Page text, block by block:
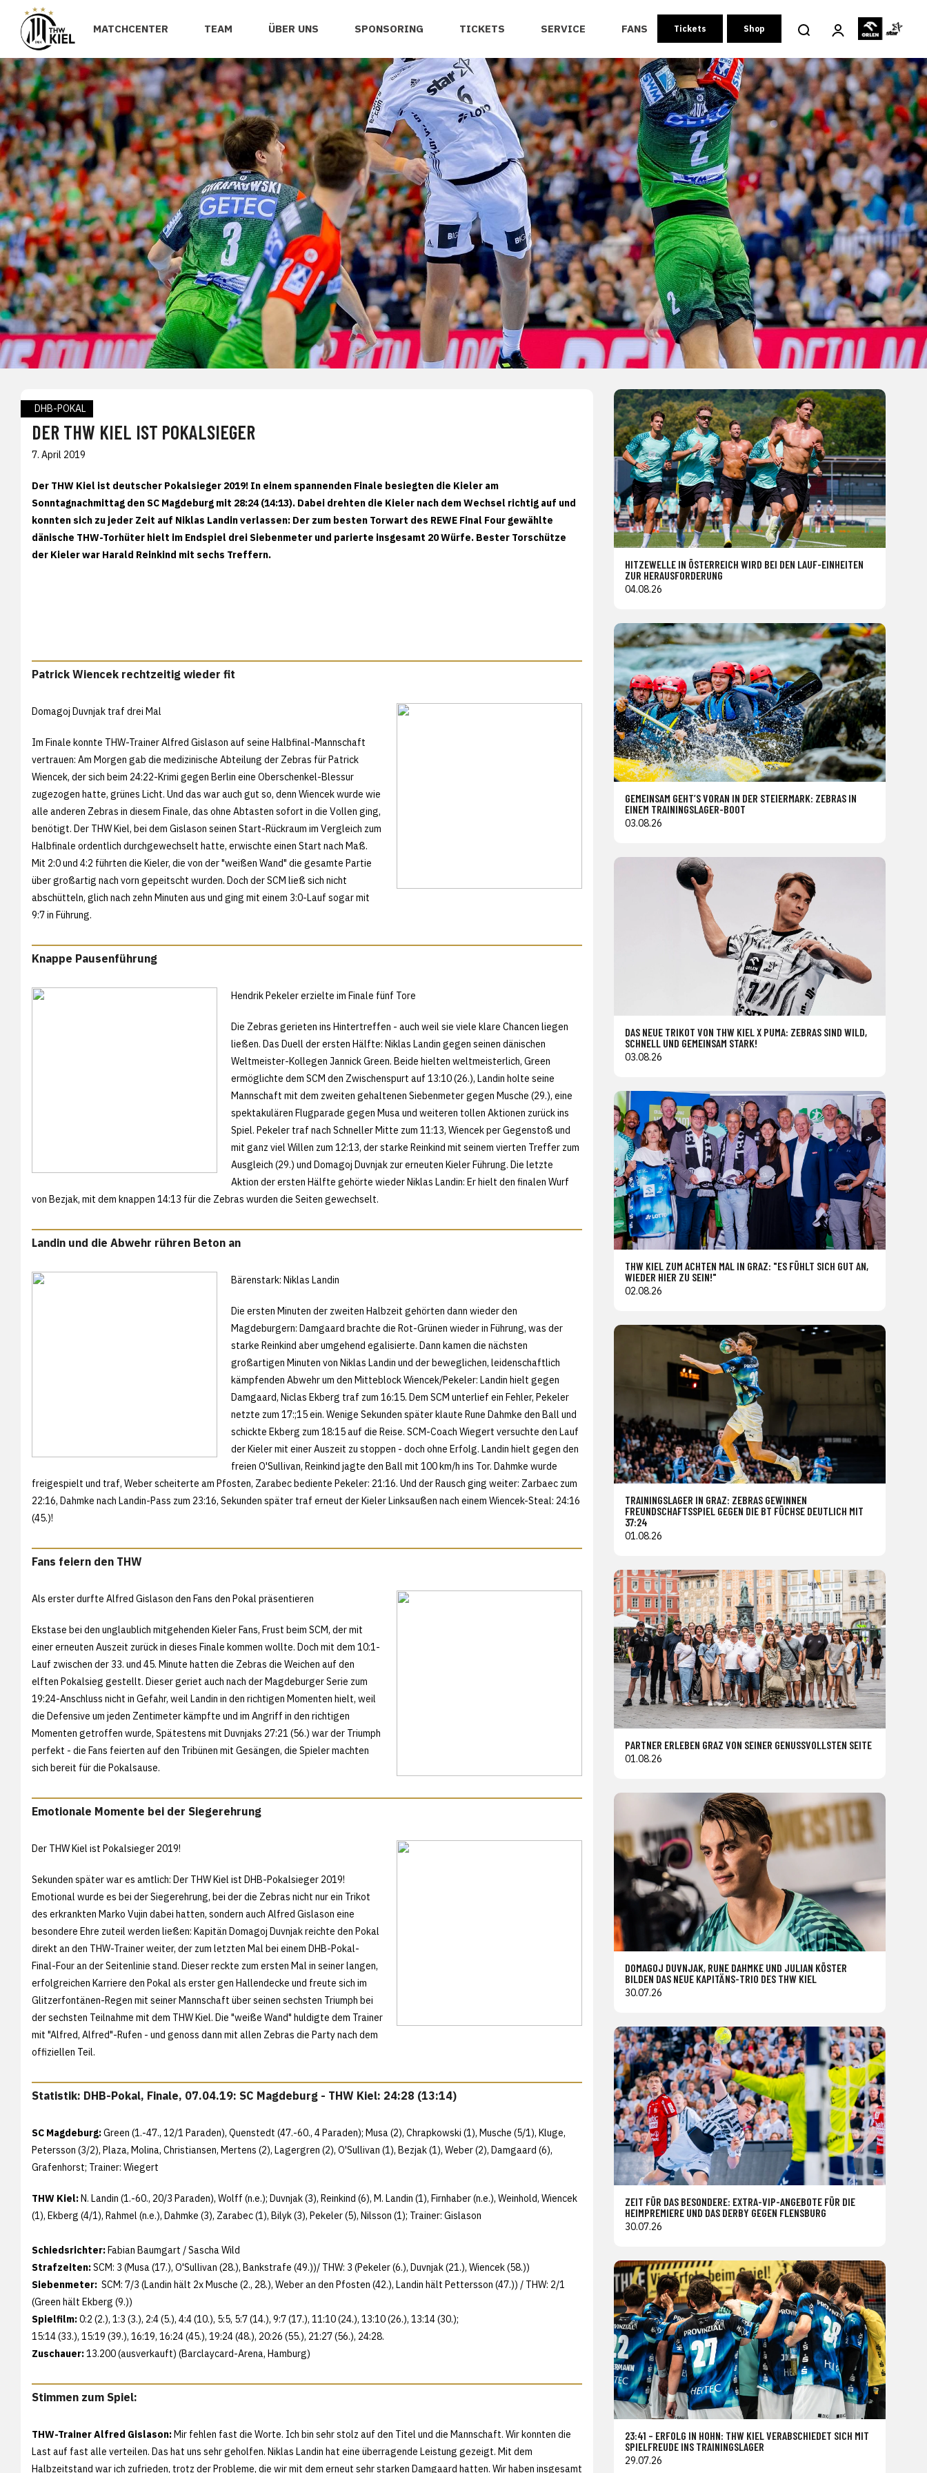
MATCHCENTER TEAM ÜBER UNS SPONSORING TICKETS SERVICE FANS Tickets Shop
DHB-POKAL
DER THW KIEL IST POKALSIEGER
7. April 2019
Der THW Kiel ist deutscher Pokalsieger 2019! In einem spannenden Finale besiegten die Kieler am
Sonntagnachmittag den SC Magdeburg mit 28:24 (14:13). Dabei drehten die Kieler nach dem Wechsel richtig auf und
konnten sich zu jeder Zeit auf Niklas Landin verlassen: Der zum besten Torwart des REWE Final Four gewählte
dänische THW-Torhüter hielt im Endspiel drei Siebenmeter und parierte insgesamt 20 Würfe. Bester Torschütze
der Kieler war Harald Reinkind mit sechs Treffern.
Patrick Wiencek rechtzeitig wieder fit
Domagoj Duvnjak traf drei Mal
Im Finale konnte THW-Trainer Alfred Gislason auf seine Halbfinal-Mannschaft
vertrauen: Am Morgen gab die medizinische Abteilung der Zebras für Patrick
Wiencek, der sich beim 24:22-Krimi gegen Berlin eine Oberschenkel-Blessur
zugezogen hatte, grünes Licht. Und das war auch gut so, denn Wiencek wurde wie
alle anderen Zebras in diesem Finale, das ohne Abtasten sofort in die Vollen ging,
benötigt. Der THW Kiel, bei dem Gislason seinen Start-Rückraum im Vergleich zum
Halbfinale ordentlich durchgewechselt hatte, erwischte einen Start nach Maß.
Mit 2:0 und 4:2 führten die Kieler, die von der "weißen Wand" die gesamte Partie
über großartig nach vorn gepeitscht wurden. Doch der SCM ließ sich nicht
abschütteln, glich nach zehn Minuten aus und ging mit einem 3:0-Lauf sogar mit
9:7 in Führung.
Knappe Pausenführung
Hendrik Pekeler erzielte im Finale fünf Tore
Die Zebras gerieten ins Hintertreffen - auch weil sie viele klare Chancen liegen
ließen. Das Duell der ersten Hälfte: Niklas Landin gegen seinen dänischen
Weltmeister-Kollegen Jannick Green. Beide hielten weltmeisterlich, Green
ermöglichte dem SCM den Zwischenspurt auf 13:10 (26.), Landin holte seine
Mannschaft mit dem zweiten gehaltenen Siebenmeter gegen Musche (29.), eine
spektakulären Flugparade gegen Musa und weiteren tollen Aktionen zurück ins
Spiel. Pekeler traf nach Schneller Mitte zum 11:13, Wiencek per Gegenstoß und
mit ganz viel Willen zum 12:13, der starke Reinkind mit seinem vierten Treffer zum
Ausgleich (29.) und Domagoj Duvnjak zur erneuten Kieler Führung. Die letzte
Aktion der ersten Hälfte gehörte wieder Niklas Landin: Er hielt den finalen Wurf
von Bezjak, mit dem knappen 14:13 für die Zebras wurden die Seiten gewechselt.
Landin und die Abwehr rühren Beton an
Bärenstark: Niklas Landin
Die ersten Minuten der zweiten Halbzeit gehörten dann wieder den
Magdeburgern: Damgaard brachte die Rot-Grünen wieder in Führung, was der
starke Reinkind aber umgehend egalisierte. Dann kamen die nächsten
großartigen Minuten von Niklas Landin und der beweglichen, leidenschaftlich
kämpfenden Abwehr um den Mitteblock Wiencek/Pekeler: Landin hielt gegen
Damgaard, Niclas Ekberg traf zum 16:15. Dem SCM unterlief ein Fehler, Pekeler
netzte zum 17:;15 ein. Wenige Sekunden später klaute Rune Dahmke den Ball und
schickte Ekberg zum 18:15 auf die Reise. SCM-Coach Wiegert versuchte den Lauf
der Kieler mit einer Auszeit zu stoppen - doch ohne Erfolg. Landin hielt gegen den
freien O'Sullivan, Reinkind jagte den Ball mit 100 km/h ins Tor. Dahmke wurde
freigespielt und traf, Weber scheiterte am Pfosten, Zarabec bediente Pekeler: 21:16. Und der Rausch ging weiter: Zarbaec zum
22:16, Dahmke nach Landin-Pass zum 23:16, Sekunden später traf erneut der Kieler Linksaußen nach einem Wiencek-Steal: 24:16
(45.)!
Fans feiern den THW
Als erster durfte Alfred Gislason den Fans den Pokal präsentieren
Ekstase bei den unglaublich mitgehenden Kieler Fans, Frust beim SCM, der mit
einer erneuten Auszeit zurück in dieses Finale kommen wollte. Doch mit dem 10:1-
Lauf zwischen der 33. und 45. Minute hatten die Zebras die Weichen auf den
elften Pokalsieg gestellt. Dieser geriet auch nach der Magdeburger Serie zum
19:24-Anschluss nicht in Gefahr, weil Landin in den richtigen Momenten hielt, weil
die Defensive um jeden Zentimeter kämpfte und im Angriff in den richtigen
Momenten getroffen wurde, Spätestens mit Duvnjaks 27:21 (56.) war der Triumph
perfekt - die Fans feierten auf den Tribünen mit Gesängen, die Spieler machten
sich bereit für die Pokalsause.
Emotionale Momente bei der Siegerehrung
Der THW Kiel ist Pokalsieger 2019!
Sekunden später war es amtlich: Der THW Kiel ist DHB-Pokalsieger 2019!
Emotional wurde es bei der Siegerehrung, bei der die Zebras nicht nur ein Trikot
des erkrankten Marko Vujin dabei hatten, sondern auch Alfred Gislason eine
besondere Ehre zuteil werden ließen: Kapitän Domagoj Duvnjak reichte den Pokal
direkt an den THW-Trainer weiter, der zum letzten Mal bei einem DHB-Pokal-
Final-Four an der Seitenlinie stand. Dieser reckte zum ersten Mal in seiner langen,
erfolgreichen Karriere den Pokal als erster gen Hallendecke und freute sich im
Glitzerfontänen-Regen mit seiner Mannschaft über seinen sechsten Triumph bei
der sechsten Teilnahme mit dem THW Kiel. Die "weiße Wand" huldigte dem Trainer
mit "Alfred, Alfred"-Rufen - und genoss dann mit allen Zebras die Party nach dem
offiziellen Teil.
Statistik: DHB-Pokal, Finale, 07.04.19: SC Magdeburg - THW Kiel: 24:28 (13:14)
SC Magdeburg:Green (1.-47., 12/1 Paraden), Quenstedt (47.-60., 4 Paraden); Musa (2), Chrapkowski (1), Musche (5/1), Kluge,
Petersson (3/2), Plaza, Molina, Christiansen, Mertens (2), Lagergren (2), O'Sullivan (1), Bezjak (1), Weber (2), Damgaard (6),
Grafenhorst; Trainer: Wiegert
THW Kiel:N. Landin (1.-60., 20/3 Paraden), Wolff (n.e.); Duvnjak (3), Reinkind (6), M. Landin (1), Firnhaber (n.e.), Weinhold, Wiencek
(1), Ekberg (4/1), Rahmel (n.e.), Dahmke (3), Zarabec (1), Bilyk (3), Pekeler (5), Nilsson (1); Trainer: Gislason
Schiedsrichter:Fabian Baumgart / Sascha Wild
Strafzeiten:SCM: 3 (Musa (17.), O'Sullivan (28.), Bankstrafe (49.))/ THW: 3 (Pekeler (6.), Duvnjak (21.), Wiencek (58.))
Siebenmeter: SCM: 7/3 (Landin hält 2x Musche (2., 28.), Weber an den Pfosten (42.), Landin hält Pettersson (47.)) / THW: 2/1
(Green hält Ekberg (9.))
Spielfilm:0:2 (2.), 1:3 (3.), 2:4 (5.), 4:4 (10.), 5:5, 5:7 (14.), 9:7 (17.), 11:10 (24.), 13:10 (26.), 13:14 (30.);
15:14 (33.), 15:19 (39.), 16:19, 16:24 (45.), 19:24 (48.), 20:26 (55.), 21:27 (56.), 24:28.
Zuschauer:13.200 (ausverkauft) (Barclaycard-Arena, Hamburg)
Stimmen zum Spiel:
THW-Trainer Alfred Gislason:Mir fehlen fast die Worte. Ich bin sehr stolz auf den Titel und die Mannschaft. Wir konnten die
Last auf fast alle verteilen. Das hat uns sehr geholfen. Niklas Landin hat eine überragende Leistung gezeigt. Mit dem
Halbzeitstand war ich zufrieden, trotz der Probleme, die wir mit dem erneut sehr starken Damgaard hatten. Wir haben insgesamt
HITZEWELLE IN ÖSTERREICH WIRD BEI DEN LAUF-EINHEITEN
ZUR HERAUSFORDERUNG
04.08.26
GEMEINSAM GEHT’S VORAN IN DER STEIERMARK: ZEBRAS IN
EINEM TRAININGSLAGER-BOOT
03.08.26
DAS NEUE TRIKOT VON THW KIEL X PUMA: ZEBRAS SIND WILD,
SCHNELL UND GEMEINSAM STARK!
03.08.26
THW KIEL ZUM ACHTEN MAL IN GRAZ: "ES FÜHLT SICH GUT AN,
WIEDER HIER ZU SEIN!"
02.08.26
TRAININGSLAGER IN GRAZ: ZEBRAS GEWINNEN
FREUNDSCHAFTSSPIEL GEGEN DIE BT FÜCHSE DEUTLICH MIT
37:24
01.08.26
PARTNER ERLEBEN GRAZ VON SEINER GENUSSVOLLSTEN SEITE
01.08.26
DOMAGOJ DUVNJAK, RUNE DAHMKE UND JULIAN KÖSTER
BILDEN DAS NEUE KAPITÄNS-TRIO DES THW KIEL
30.07.26
ZEIT FÜR DAS BESONDERE: EXTRA-VIP-ANGEBOTE FÜR DIE
HEIMPREMIERE UND DAS DERBY GEGEN FLENSBURG
30.07.26
23:41 – ERFOLG IN HOHN: THW KIEL VERABSCHIEDET SICH MIT
SPIELFREUDE INS TRAININGSLAGER
29.07.26